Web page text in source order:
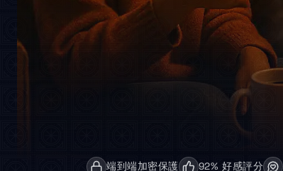
端到端加密保護 92% 好感評分